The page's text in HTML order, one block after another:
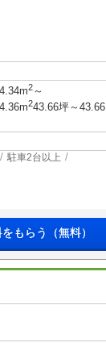
2～
243.66坪～43.66
駐車2台以上
もらう（無料）